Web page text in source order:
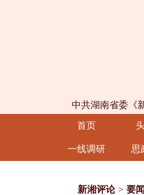
中共湖南省委《
首页
一线调研 思
新湘评论 > 要